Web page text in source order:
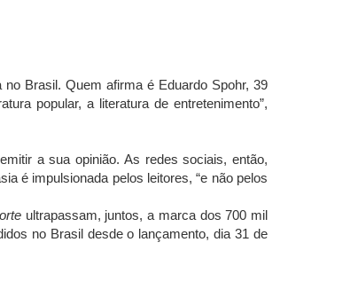
Brasil. Quem afirma é Eduardo Spohr, 39
popular, a literatura de entretenimento”,
a sua opinião. As redes sociais, então,
é impulsionada pelos leitores, “e não pelos
ultrapassam, juntos, a marca dos 700 mil
no Brasil desde o lançamento, dia 31 de